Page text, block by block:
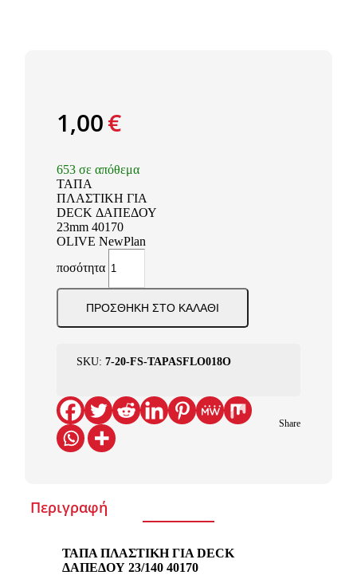
1,00€
653 σε απόθεμα
ΤΑΠΑ
ΠΛΑΣΤΙΚΗ ΓΙΑ
DECK ΔΑΠΕΔΟΥ
23mm 40170
OLIVE NewPlan
ποσότητα
ΠΡΟΣΘΉΚΗ ΣΤΟ ΚΑΛΆΘΙ
SKU: 7-20-FS-TAPASFLO018O
Share
Περιγραφή
ΤΑΠΑ ΠΛΑΣΤΙΚΗ ΓΙΑ DECK
ΔΑΠΕΔΟΥ 23/140 40170